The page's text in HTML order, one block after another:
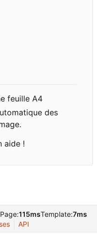
feuille A4
des
aide !
115msTemplate:7ms
API